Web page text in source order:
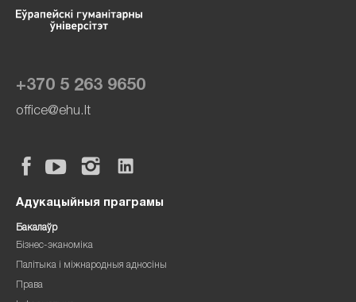
+370 5 263 9650
office@ehu.lt
Адукацыйныя праграмы
Бакалаўр
Бізнес-эканоміка
Палітыка і міжнародныя адносіны
Права